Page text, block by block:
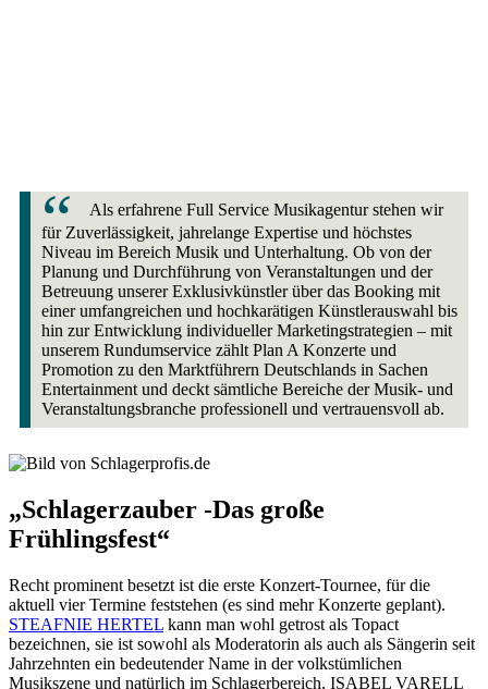
Als erfahrene Full Service Musikagentur stehen wir
für Zuverlässigkeit, jahrelange Expertise und höchstes
Niveau im Bereich Musik und Unterhaltung. Ob von der
Planung und Durchführung von Veranstaltungen und der
Betreuung unserer Exklusivkünstler über das Booking mit
einer umfangreichen und hochkarätigen Künstlerauswahl bis
hin zur Entwicklung individueller Marketingstrategien – mit
unserem Rundumservice zählt Plan A Konzerte und
Promotion zu den Marktführern Deutschlands in Sachen
Entertainment und deckt sämtliche Bereiche der Musik- und
Veranstaltungsbranche professionell und vertrauensvoll ab.
„Schlagerzauber -Das große
Frühlingsfest“
Recht prominent besetzt ist die erste Konzert-Tournee, für die
aktuell vier Termine feststehen (es sind mehr Konzerte geplant).
STEAFNIE HERTEL kann man wohl getrost als Topact
bezeichnen, sie ist sowohl als Moderatorin als auch als Sängerin seit
Jahrzehnten ein bedeutender Name in der volkstümlichen
Musikszene und natürlich im Schlagerbereich. ISABEL VARELL